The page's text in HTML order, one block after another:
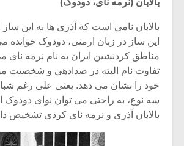
بالابان نامی است که آذری ها به این ساز
این ساز در زبان ارمنی، دودوک خوانده
مناطق کردنشین ایران به نام نرمه نای
تفاوت نام البته در صدادهی و شخصیت
خود را نشان می دهد. یعنی علی رغم
سه نوع، به راحتی می توان نوای دودوک
بالابان آذری و نرمه نای کردی تشخیص